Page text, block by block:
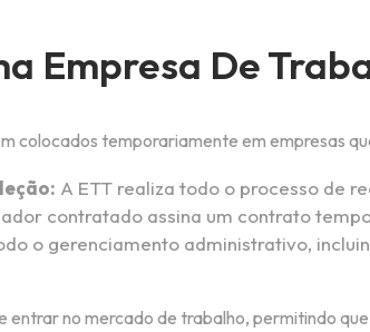
Empresa De
colocados temporariamente em empresas
A ETT realiza todo o processo de
contratado assina um contrato
o gerenciamento administrativo,
entrar no mercado de trabalho, permitindo